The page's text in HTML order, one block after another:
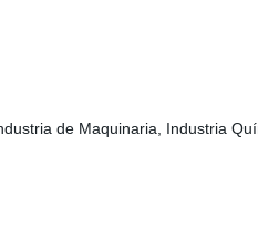
de Maquinaria, Industria